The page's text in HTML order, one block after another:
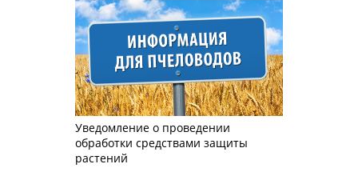
Уведомление о проведении
обработки средствами защиты
растений